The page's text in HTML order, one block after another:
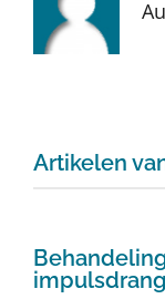
Auteurs
Over Dth
Contact
Artikelen